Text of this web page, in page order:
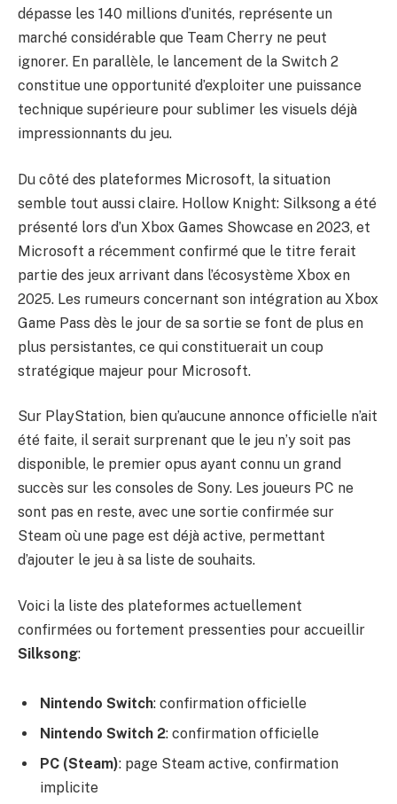
dépasse les 140 millions d’unités, représente un
marché considérable que Team Cherry ne peut
ignorer. En parallèle, le lancement de la Switch 2
constitue une opportunité d’exploiter une puissance
technique supérieure pour sublimer les visuels déjà
impressionnants du jeu.
Du côté des plateformes Microsoft, la situation
semble tout aussi claire. Hollow Knight: Silksong a été
présenté lors d’un Xbox Games Showcase en 2023, et
Microsoft a récemment confirmé que le titre ferait
partie des jeux arrivant dans l’écosystème Xbox en
2025. Les rumeurs concernant son intégration au Xbox
Game Pass dès le jour de sa sortie se font de plus en
plus persistantes, ce qui constituerait un coup
stratégique majeur pour Microsoft.
Sur PlayStation, bien qu’aucune annonce officielle n’ait
été faite, il serait surprenant que le jeu n’y soit pas
disponible, le premier opus ayant connu un grand
succès sur les consoles de Sony. Les joueurs PC ne
sont pas en reste, avec une sortie confirmée sur
Steam où une page est déjà active, permettant
d’ajouter le jeu à sa liste de souhaits.
Voici la liste des plateformes actuellement
confirmées ou fortement pressenties pour accueillir
Silksong:
Nintendo Switch: confirmation officielle
Nintendo Switch 2: confirmation officielle
PC (Steam): page Steam active, confirmation
implicite